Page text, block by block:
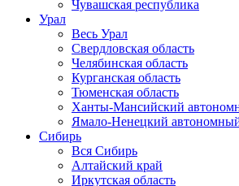
Чувашская республика
Урал
Весь Урал
Свердловская область
Челябинская область
Курганская область
Тюменская область
Ханты-Мансийский
Ямало-Ненецкий
Сибирь
Вся Сибирь
Алтайский край
Иркутская область